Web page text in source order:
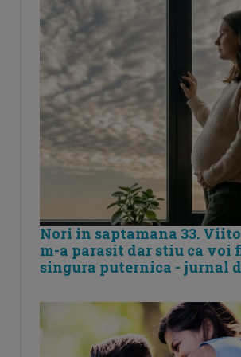
Nori in saptamana 33.
m-a parasit dar stiu ca voi
singura puternica - jurnal